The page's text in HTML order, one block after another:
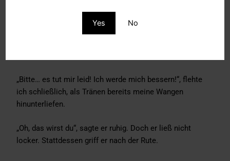
Yes No
Die Demütigung, so nackt und bloß über seinem Schoß
„Bitte… es tut mir leid! Ich werde mich bessern!“, flehte
ich schließlich, als Tränen bereits meine Wangen
hinunterliefen.
„Oh, das wirst du“, sagte er ruhig. Doch er ließ nicht
locker. Stattdessen griff er nach der Rute.